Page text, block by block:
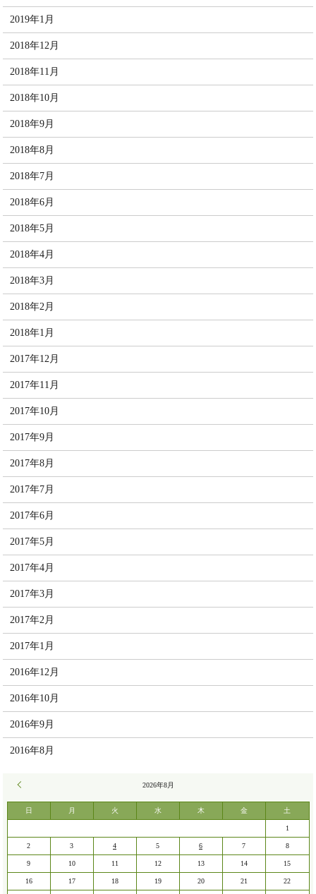
2019年1月
2018年12月
2018年11月
2018年10月
2018年9月
2018年8月
2018年7月
2018年6月
2018年5月
2018年4月
2018年3月
2018年2月
2018年1月
2017年12月
2017年11月
2017年10月
2017年9月
2017年8月
2017年7月
2017年6月
2017年5月
2017年4月
2017年3月
2017年2月
2017年1月
2016年12月
2016年10月
2016年9月
2016年8月
2026年8月
日 月 火 水 木 金 土
1
2 3 4 5 6 7 8
9 10 11 12 13 14 15
16 17 18 19 20 21 22